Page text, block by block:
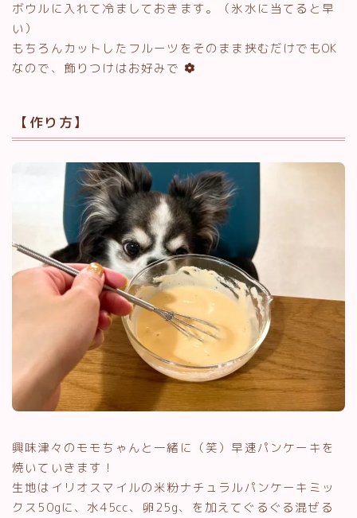
ボウルに入れて冷ましておきます。（氷水に当てると早
い）
もちろんカットしたフルーツをそのまま挟むだけでもOK
なので、飾りつけはお好みで
【作り方】
興味津々のモモちゃんと一緒に（笑）早速パンケーキを
焼いていきます！
生地はイリオスマイルの米粉ナチュラルパンケーキミッ
クス50gに、水45cc、卵25g、を加えてぐるぐる混ぜる